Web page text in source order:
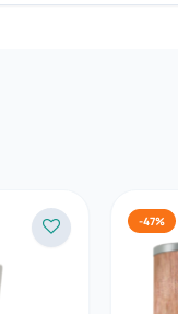
-47%